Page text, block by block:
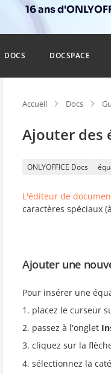
16 ans
DOCS DOCSPACE
Accueil Docs
Ajouter des
ONLYOFFICE Docs
L'éditeur de
caractères spéciaux
Ajouter une
Pour insérer une
placez le curseur
passez à l'onglet
cliquez sur la
sélectionnez la